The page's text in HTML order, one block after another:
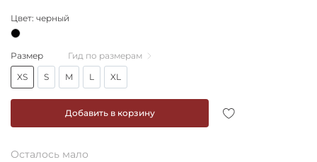
Добавить в корзину
Цвет: черный
Размер
Гид по размерам
XS
S M L XL
Осталось мало